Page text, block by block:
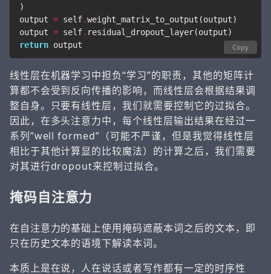
)
output = self.weight_matrix_to_output (output)
output = self. residual_dropout_layer(output)
return output Copy
线性层在机器学习中担负“学习”的职责，其他的矩阵计
算都不会受到反向传播的影响，而线性层会根据结果调
整自身。只要有线性层，我们就需要控制它的过拟合。
因此，在多头注意力中，每个线性层输出结果在经过一
系列”well formed”（可能不严谨，但是我觉得线性层
相比于其他计算显的比较魔法）的计算之后，我们需要
对其进行dropout来控制过拟合。
掩码自注意力
在自注意力的基础上使用掩码遮蔽本词之后的文本，即
只在历史文本的语境下解读本词。
本质上是在说，人在说话或者写作都有一定的时序性